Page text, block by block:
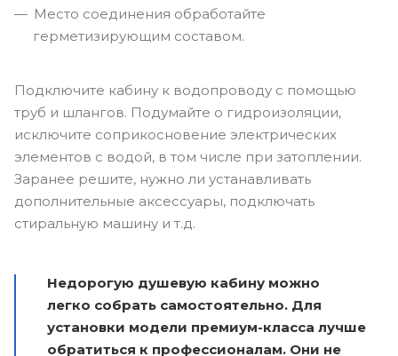
Место соединения обработайте
герметизирующим составом.
Подключите кабину к водопроводу с помощью
труб и шлангов. Подумайте о гидроизоляции,
исключите соприкосновение электрических
элементов с водой, в том числе при затоплении.
Заранее решите, нужно ли устанавливать
дополнительные аксессуары, подключать
стиральную машину и т.д.
Недорогую душевую кабину можно
легко собрать самостоятельно. Для
установки модели премиум-класса лучше
обратиться к профессионалам. Они не